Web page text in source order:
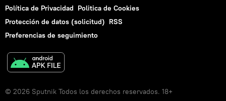
Política de Privacidad Politica de Cookies
Protección de datos (solicitud) RSS
Preferencias de seguimiento
© 2026 Sputnik Todos los derechos reservados. 18+